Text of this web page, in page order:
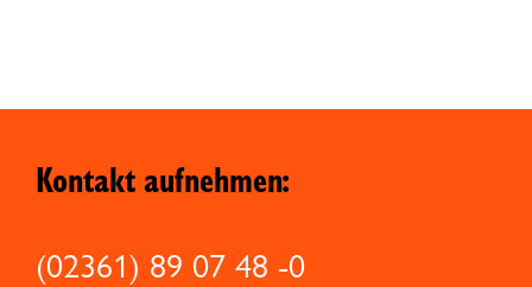
Kontakt aufnehmen:
(02361) 89 07 48 -0